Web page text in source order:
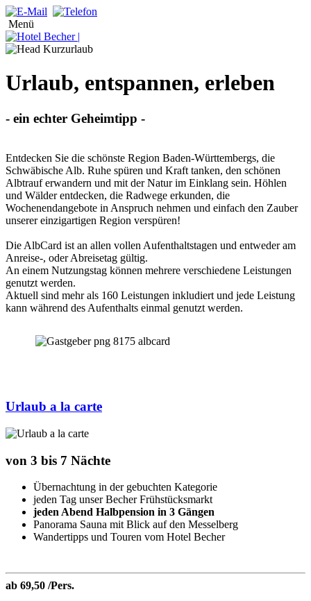
Menü
Urlaub, entspannen, erleben
- ein echter Geheimtipp -
Entdecken Sie die schönste Region Baden-Württembergs, die
Schwäbische Alb. Ruhe spüren und Kraft tanken, den schönen
Albtrauf erwandern und mit der Natur im Einklang sein. Höhlen
und Wälder entdecken, die Radwege erkunden, die
Wochenendangebote in Anspruch nehmen und einfach den Zauber
unserer einzigartigen Region verspüren!
Die AlbCard ist an allen vollen Aufenthaltstagen und entweder am
Anreise-, oder Abreisetag gültig.
An einem Nutzungstag können mehrere verschiedene Leistungen
genutzt werden.
Aktuell sind mehr als 160 Leistungen inkludiert und jede Leistung
kann während des Aufenthalts einmal genutzt werden.
Urlaub a la carte
von 3 bis 7 Nächte
Übernachtung in der gebuchten Kategorie
jeden Tag unser Becher Frühstücksmarkt
jeden Abend Halbpension in 3 Gängen
Panorama Sauna mit Blick auf den Messelberg
Wandertipps und Touren vom Hotel Becher
ab 69,50 /Pers.